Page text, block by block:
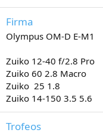
Firma
Olympus OM-D E-M1
Zuiko 12-40 f/2.8 Pro
Zuiko 60 2.8 Macro
Zuiko 25 1.8
Zuiko 14-150 3.5 5.6
Trofeos